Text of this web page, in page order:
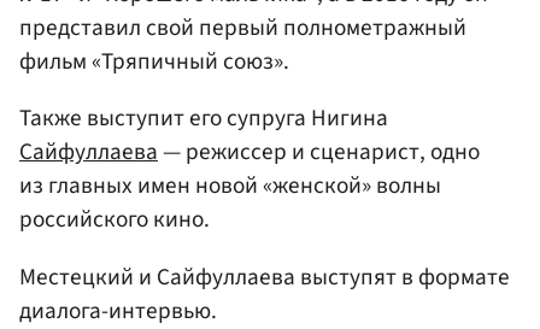
представил свой первый полнометражный
фильм «Тряпичный союз».
Также выступит его супруга Нигина
Сайфуллаева— режиссер и сценарист, одно
из главных имен новой «женской» волны
российского кино.
Местецкий и Сайфуллаева выступят в формате
диалога-интервью.